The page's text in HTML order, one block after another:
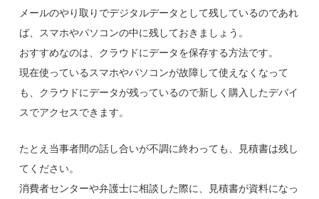
メールのやり取りでデジタルデータとして残しているのであれ
ば、スマホやパソコンの中に残しておきましょう。
おすすめなのは、クラウドにデータを保存する方法です。
現在使っているスマホやパソコンが故障して使えなくなって
も、クラウドにデータが残っているので新しく購入したデバイ
スでアクセスできます。
たとえ当事者間の話し合いが不調に終わっても、見積書は残し
てください。
消費者センターや弁護士に相談した際に、見積書が資料になっ